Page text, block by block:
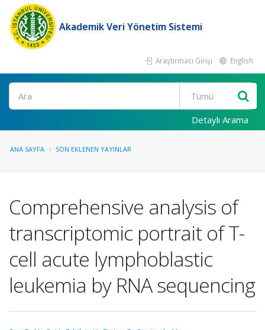
Akademik Veri Yönetim Sistemi
Araştırmacı Girişi English
Ara
Detaylı Arama
ANA SAYFA SON EKLENEN YAYINLAR
Comprehensive analysis of
transcriptomic portrait of T-
cell acute lymphoblastic
leukemia by RNA sequencing